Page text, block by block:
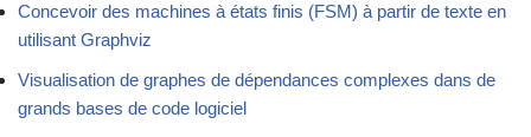
Concevoir des machines à états finis (FSM) à partir de texte en
utilisant Graphviz
Visualisation de graphes de dépendances complexes dans de
grands bases de code logiciel